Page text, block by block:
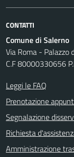
CONTATTI
Comune di Salerno
Via Roma - Palazzo
C.F 80000330656
Leggi le FAQ
Prenotazione
Segnalazione
Richiesta
Amministrazione